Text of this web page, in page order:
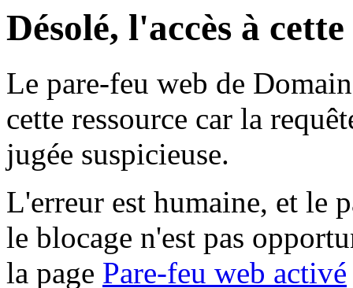
Désolé, l'accès à
Le pare-feu web de
cette ressource car la
jugée suspicieuse.
L'erreur est humaine, et le
le blocage n'est pas
la page Pare-feu web activé